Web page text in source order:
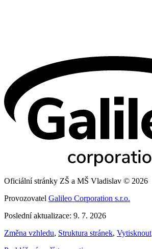
Oficiální stránky ZŠ a MŠ Vladislav © 2026
Provozovatel Galileo Corporation s.r.o.
Poslední aktualizace: 9. 7. 2026
Změna vzhledu, Struktura stránek, Vytisknout